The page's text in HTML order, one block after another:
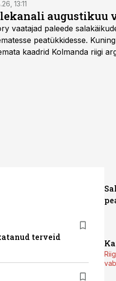
13:11
augustikuu
vaatajad paleede
peatükkidesse.
kaadrid Kolmanda riigi
terveid